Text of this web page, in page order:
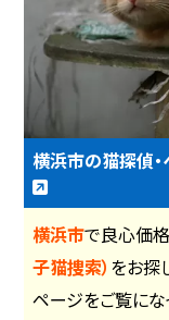
横浜市の猫探偵・
横浜市で良心価
子猫捜索） をお探
ページをご覧にな